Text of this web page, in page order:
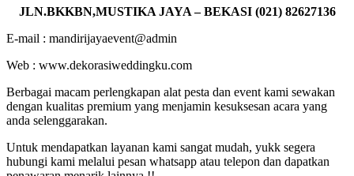
JLN.BKKBN,MUSTIKA JAYA – BEKASI (021) 82627136
E-mail : mandirijayaevent@admin
Web : www.dekorasiweddingku.com
Berbagai macam perlengkapan alat pesta dan event kami sewakan
dengan kualitas premium yang menjamin kesuksesan acara yang
anda selenggarakan.
Untuk mendapatkan layanan kami sangat mudah, yukk segera
hubungi kami melalui pesan whatsapp atau telepon dan dapatkan